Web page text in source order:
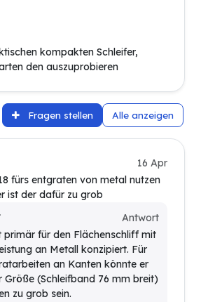
kompakten Schleifer,
den auszuprobieren
Fragen stellen Alle anzeigen
16 Apr
fürs entgraten von metal nutzen
ist der dafür zu grob
Antwort
primär für den Flächenschliff mit
an Metall konzipiert. Für
an Kanten könnte er
Größe (Schleifband 76 mm breit)
zu grob sein.